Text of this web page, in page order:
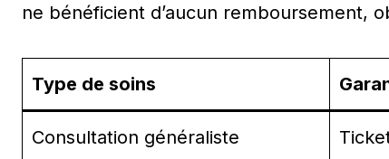
ne bénéficient d’aucun remboursement,
Type de soins
Consultation généraliste